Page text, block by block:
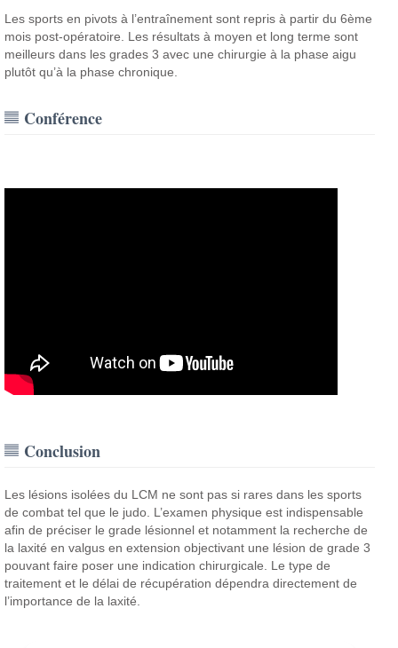
Les sports en pivots à l’entraînement sont repris à partir du 6ème
mois post-opératoire. Les résultats à moyen et long terme sont
meilleurs dans les grades 3 avec une chirurgie à la phase aigu
plutôt qu’à la phase chronique.
Conférence
Conclusion
Les lésions isolées du LCM ne sont pas si rares dans les sports
de combat tel que le judo. L’examen physique est indispensable
afin de préciser le grade lésionnel et notamment la recherche de
la laxité en valgus en extension objectivant une lésion de grade 3
pouvant faire poser une indication chirurgicale. Le type de
traitement et le délai de récupération dépendra directement de
l’importance de la laxité.